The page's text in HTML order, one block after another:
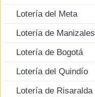
Lotería del Meta
Lotería de Manizales
Lotería de Bogotá
Lotería del Quindío
Lotería de Risaralda